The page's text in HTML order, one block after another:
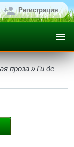
Регистрация
проза » Ги де